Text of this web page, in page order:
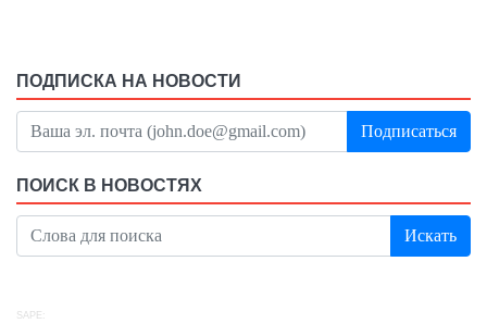
ПОДПИСКА НА НОВОСТИ
Подписаться
ПОИСК В НОВОСТЯХ
Искать
SAPE: